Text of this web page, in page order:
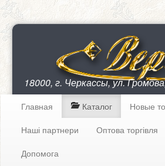
18000, г. Черкассы, ул.
Главная Каталог Новые
Наші партнери
Оптова торгівля
Допомога